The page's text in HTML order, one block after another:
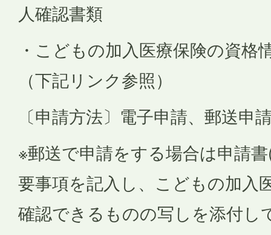
人確認書類
・こどもの加入医療保険の資格
（下記リンク参照）
〔申請方法〕電子申請、郵送申
※郵送で申請をする場合は申請
要事項を記入し、こどもの加入
確認できるものの写しを添付し